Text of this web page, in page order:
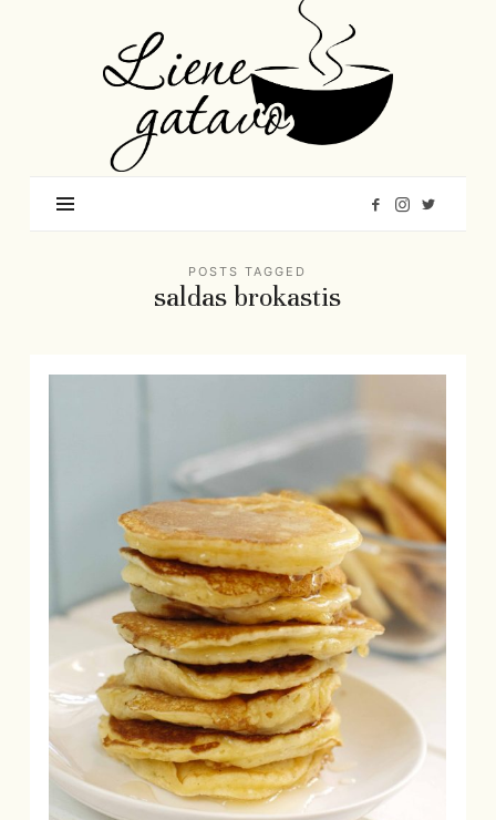
Gatavo
–
Mana
garšu
pasaule
POSTS TAGGED
saldas brokastis